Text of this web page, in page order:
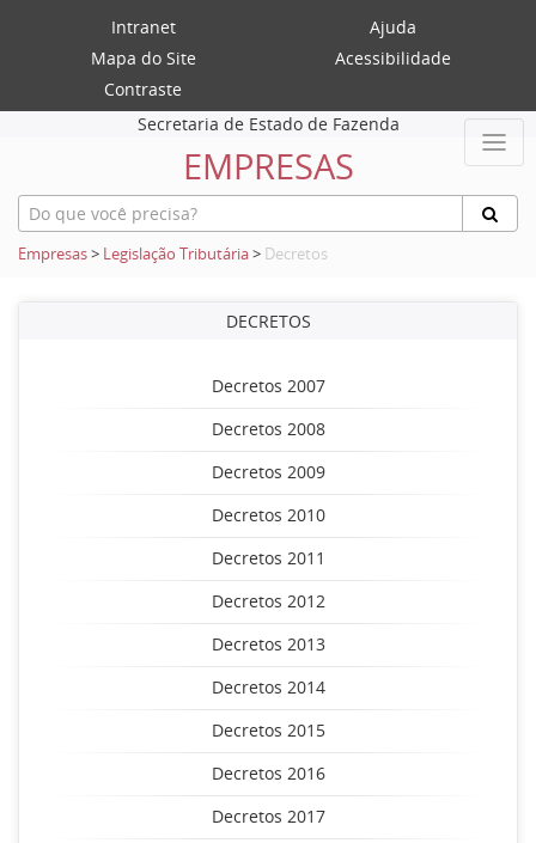
Intranet
Ajuda
Mapa do Site
Acessibilidade
Contraste
Secretaria de Estado de Fazenda
EMPRESAS
Empresas> Legislação Tributária> Decretos
DECRETOS
Decretos 2007
Decretos 2008
Decretos 2009
Decretos 2010
Decretos 2011
Decretos 2012
Decretos 2013
Decretos 2014
Decretos 2015
Decretos 2016
Decretos 2017